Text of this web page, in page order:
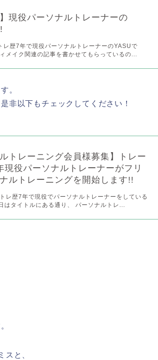
】現役パーソナルトレーナーの
レ歴7年で現役パーソナルトレーナーのYASUで
メイク関連の記事を書かせてもらっているの...
。
非以下もチェックしてください！
ルトレーニング会員様募集】トレー
現役パーソナルトレーナーがフリ
ルトレーニングを開始します!!
レ歴7年で現役でパーソナルトレーナーをしている
はタイトルにある通り、 パーソナルトレ...
スと、